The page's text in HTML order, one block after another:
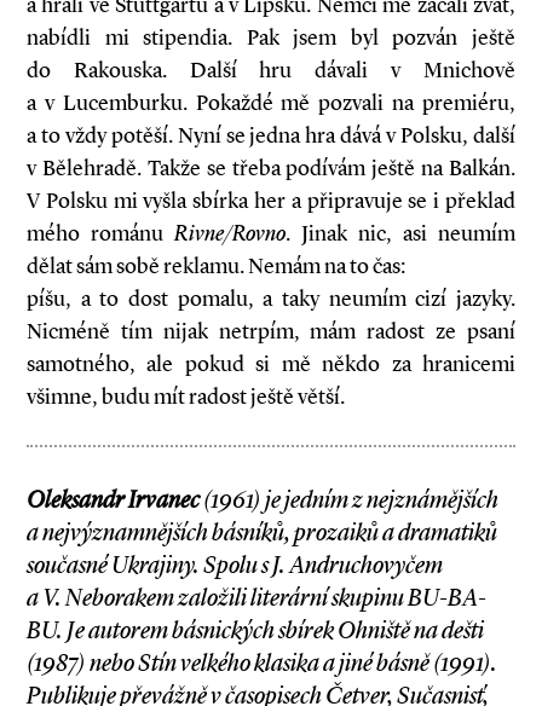
nabídli mi stipendia. Pak jsem byl pozván ještě
do Rakouska. Další hru dávali v Mnichově
a v Lucemburku. Pokaždé mě pozvali na premiéru,
a to vždy potěší. Nyní se jedna hra dává v Polsku, další
v Bělehradě. Takže se třeba podívám ještě na Balkán.
V Polsku mi vyšla sbírka her a připravuje se i překlad
mého románuRivne/Rovno. Jinak nic, asi neumím
dělat sám sobě reklamu. Nemám na to čas:
píšu, a to dost pomalu, a taky neumím cizí jazyky.
Nicméně tím nijak netrpím, mám radost ze psaní
samotného, ale pokud si mě někdo za hranicemi
všimne, budu mít radost ještě větší.
Oleksandr Irvanec(1961) je jedním znejznámějších
anejvýznamnějších básníků, prozaiků adramatiků
současné Ukrajiny. Spolu sJ. Andru­chovyčem
aV. Neborakem založili li­terární skupinu BU-BA-
BU. Je autorem básnických sbírek Ohniště na dešti
(1987) nebo Stín velkého klasika ajiné básně (1991).
Publikuje převážně včasopisech Četver, Sučasnisť,